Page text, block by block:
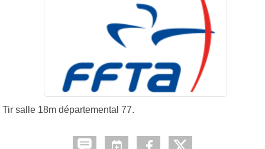
Tir salle 18m départemental 77.